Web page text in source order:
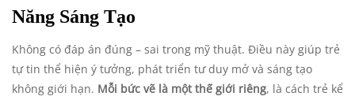
Năng Sáng Tạo
Không có đáp án đúng – sai trong mỹ thuật. Điều này giúp trẻ
tự tin thể hiện ý tưởng, phát triển tư duy mở và sáng tạo
không giới hạn. Mỗi bức vẽ là một thế giới riêng, là cách trẻ kể